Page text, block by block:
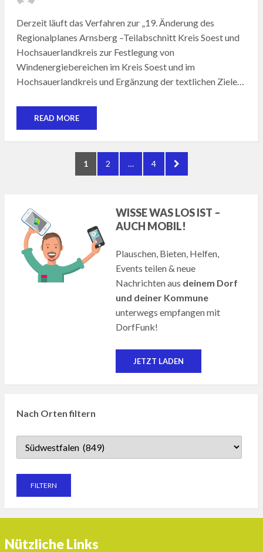
Derzeit läuft das Verfahren zur „19. Änderung des
Regionalplanes Arnsberg –Teilabschnitt Kreis Soest und
Hochsauerlandkreis zur Festlegung von
Windenergiebereichen im Kreis Soest und im
Hochsauerlandkreis und Ergänzung der textlichen Ziele…
READ MORE
Seitennummerierung
PAGE
1 PAGE
2 … PAGE
4
NEXT
PAGE
WISSE WAS LOS IST –
AUCH MOBIL!
Plauschen, Bieten, Helfen,
Events teilen & neue
Nachrichten aus deinem Dorf
und deiner Kommune
unterwegs empfangen mit
DorfFunk!
JETZT LADEN
Nach Orten filtern
Nützliche Links